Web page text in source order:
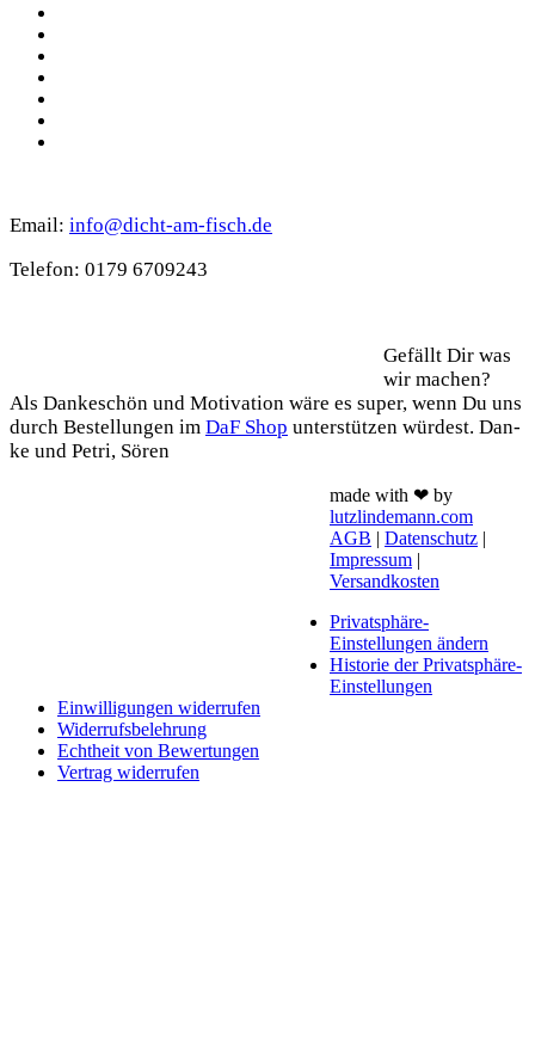
Email: info@dicht-am-fisch.de
Tele­fon: 0179 6709243
Gefällt Dir was
wir machen?
Als Dan­ke­schön und Moti­va­ti­on wäre es super, wenn Du uns
durch Bestel­lun­gen im DaF Shop unter­stüt­zen wür­dest. Dan­
ke und Petri, Sören
made with ❤ by
lutzlindemann.com
AGB | Datenschutz |
Impressum |
Versandkosten
Privatsphäre-
Einstellungen ändern
Historie der Privatsphäre-
Einstellungen
Einwilligungen widerrufen
Widerrufsbelehrung
Echtheit von Bewertungen
Vertrag widerrufen